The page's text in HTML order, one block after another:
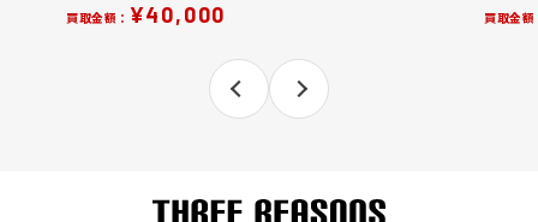
買取金額： ¥40,000 買取金額